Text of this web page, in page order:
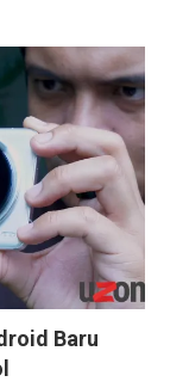
Baru